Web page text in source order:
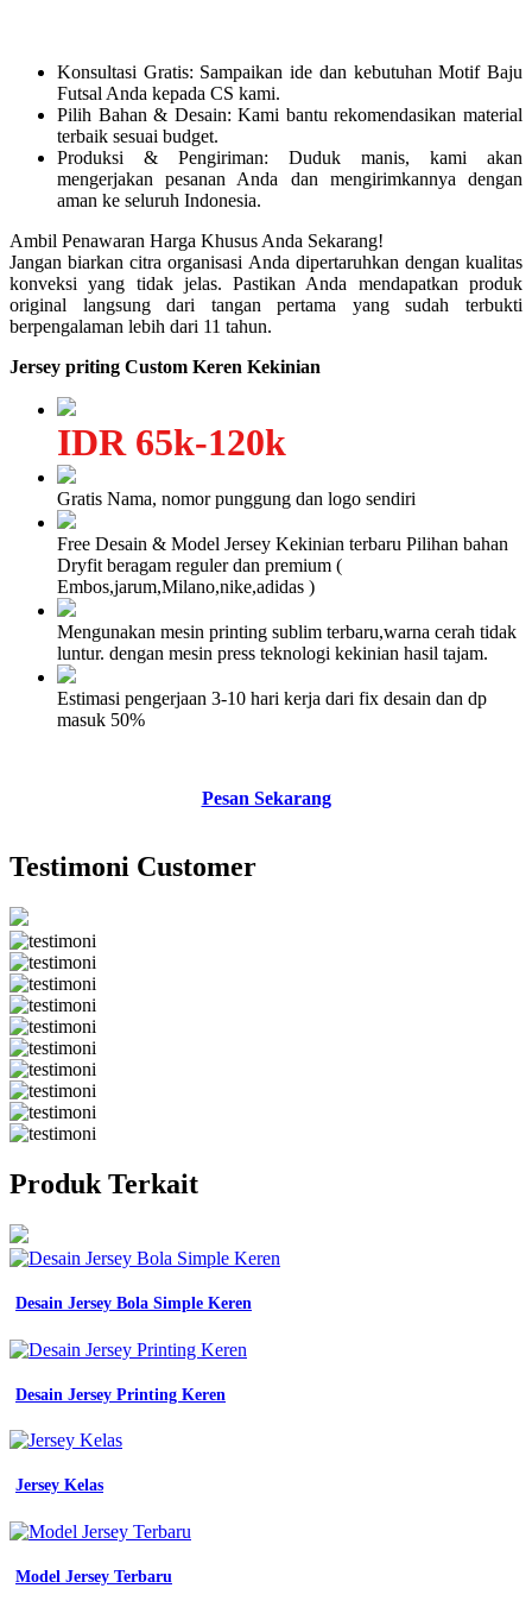
Konsultasi Gratis: Sampaikan ide dan kebutuhan Motif Baju
Futsal Anda kepada CS kami.
Pilih Bahan & Desain: Kami bantu rekomendasikan material
terbaik sesuai budget.
Produksi & Pengiriman: Duduk manis, kami akan
mengerjakan pesanan Anda dan mengirimkannya dengan
aman ke seluruh Indonesia.
Ambil Penawaran Harga Khusus Anda Sekarang!
Jangan biarkan citra organisasi Anda dipertaruhkan dengan kualitas
konveksi yang tidak jelas. Pastikan Anda mendapatkan produk
original langsung dari tangan pertama yang sudah terbukti
berpengalaman lebih dari 11 tahun.
Jersey priting Custom Keren Kekinian
IDR 65k-120k
Gratis Nama, nomor punggung dan logo sendiri
Free Desain & Model Jersey Kekinian terbaru Pilihan bahan
Dryfit beragam reguler dan premium (
Embos,jarum,Milano,nike,adidas )
Mengunakan mesin printing sublim terbaru,warna cerah tidak
luntur. dengan mesin press teknologi kekinian hasil tajam.
Estimasi pengerjaan 3-10 hari kerja dari fix desain dan dp
masuk 50%
Pesan Sekarang
Testimoni Customer
Produk Terkait
Desain Jersey Bola Simple Keren
Desain Jersey Printing Keren
Jersey Kelas
Model Jersey Terbaru